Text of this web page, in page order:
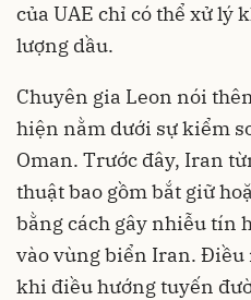
của UAE chỉ có thể xử lý
lượng dầu.
Chuyên gia Leon nói
hiện nằm dưới sự kiểm
Oman. Trước đây, Iran
thuật bao gồm bắt giữ
bằng cách gây nhiễu tín
vào vùng biển Iran.
khi điều hướng tuyến